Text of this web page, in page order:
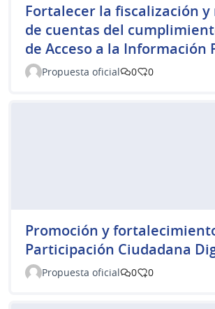
Fortalecer la fiscalización
de cuentas del
de Acceso a la Información
Propuesta oficial 0 0
Promoción y
Participación Ciudadana
Propuesta oficial 0 0